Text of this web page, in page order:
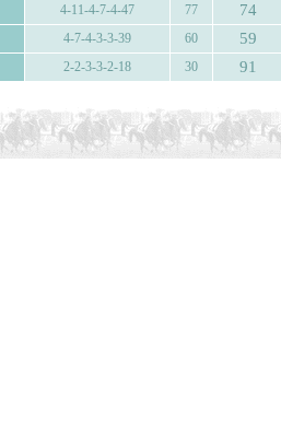
4-11-4-7-4-47 77 74
4-7-4-3-3-39 60 59
2-2-3-3-2-18 30 91